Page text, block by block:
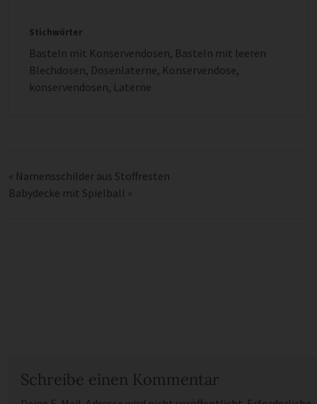
Stichwörter
Basteln mit Konservendosen, Basteln mit leeren
Blechdosen, Dosenlaterne, Konservendose,
konservendosen, Laterne
« Namensschilder aus Stoffresten
Babydecke mit Spielball »
Schreibe einen Kommentar